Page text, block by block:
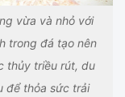
vừa và nhỏ với
trong đá tạo nên
thủy triều rút, du
để thỏa sức trải